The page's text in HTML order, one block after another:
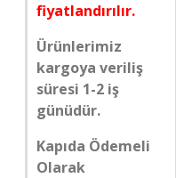
fiyatlandırılır.
Ürünlerimiz
kargoya veriliş
süresi 1-2 iş
günüdür.
Kapıda Ödemeli
Olarak